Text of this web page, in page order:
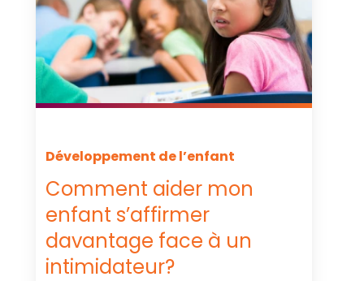
Développement de l’enfant
Comment aider mon
enfant s’affirmer
davantage face à un
intimidateur?